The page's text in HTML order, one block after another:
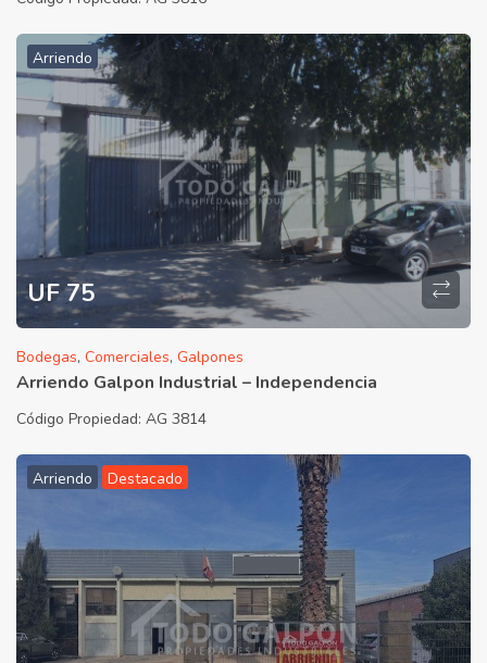
Arriendo
UF 75
Bodegas, Comerciales, Galpones
Arriendo Galpon Industrial – Independencia
Código Propiedad: AG 3814
Arriendo Destacado